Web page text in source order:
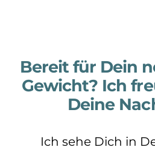
Bereit für Dein
Gewicht? Ich
Deine
Ich sehe Dich in